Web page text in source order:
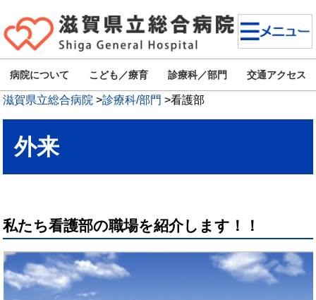
病院について こども／療育 診療科／部門 交通アクセス
滋賀県立総合病院 >診療科/部門 >看護部
外来
私たち看護部の職場を紹介します！！